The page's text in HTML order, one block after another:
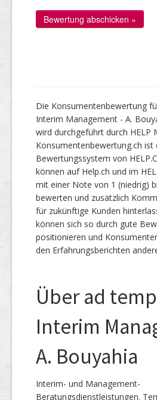
Die Konsumentenbewertung
Interim Management - A.
wird durchgeführt durch HELP
Konsumentenbewertung.ch ist
Bewertungssystem von
können auf Help.ch und im
mit einer Note von 1 (niedrig)
bewerten und zusätzlich
für zukünftige Kunden
können sich so durch gute
positionieren und
den Erfahrungsberichten
Über ad
Interim
A. Bouyahia
Interim- und Management-
Beratungsdienstleistungen.